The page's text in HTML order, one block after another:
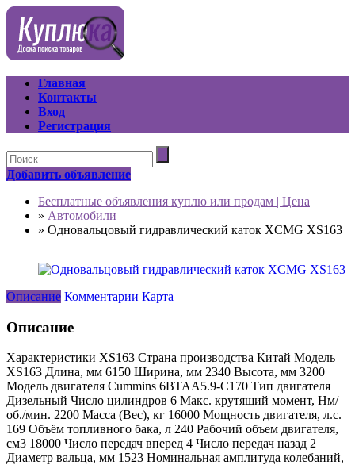
Главная
Контакты
Вход
Регистрация
Добавить объявление
Бесплатные объявления куплю или продам | Цена
» Автомобили
» Одновальцовый гидравлический каток XCMG XS163
Описание Комментарии Карта
Описание
Характеристики XS163 Страна производства Китай Модель
XS163 Длина, мм 6150 Ширина, мм 2340 Высота, мм 3200
Модель двигателя Cummins 6BTAA5.9-C170 Тип двигателя
Дизельный Число цилиндров 6 Макс. крутящий момент, Нм/
об./мин. 2200 Масса (Вес), кг 16000 Мощность двигателя, л.с.
169 Объём топливного бака, л 240 Рабочий объем двигателя,
см3 18000 Число передач вперед 4 Число передач назад 2
Диаметр вальца, мм 1523 Номинальная амплитуда колебаний,